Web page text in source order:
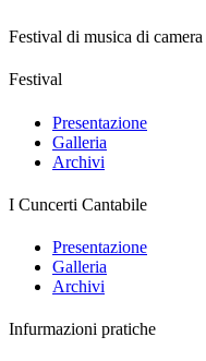
Festival di musica di
Festival
Presentazione
Galleria
Archivi
I Cuncerti Cantabile
Presentazione
Galleria
Archivi
Infurmazioni pratiche